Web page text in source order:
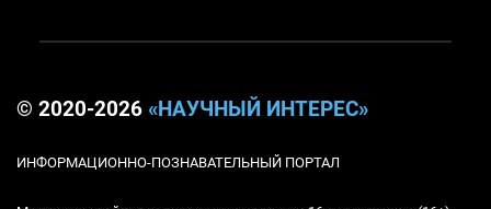
© 2020-2026 «НАУЧНЫЙ ИНТЕРЕС»
ИНФОРМАЦИОННО-ПОЗНАВАТЕЛЬНЫЙ ПОРТАЛ